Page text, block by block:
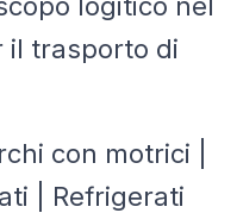
il trasporto di
con motrici
Refrigerati